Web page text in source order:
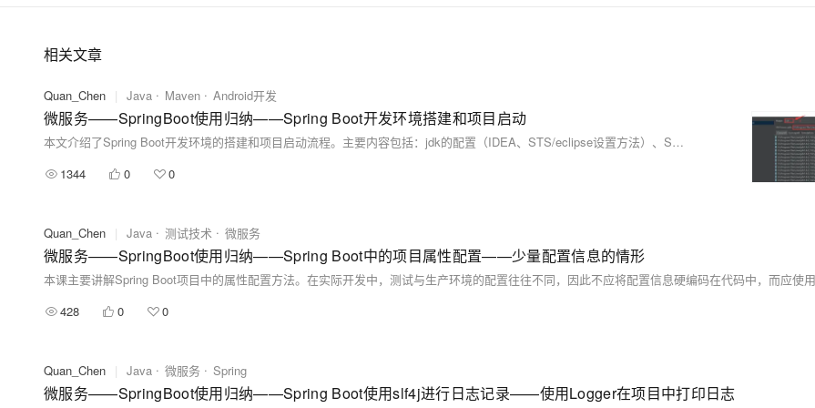
相关文章
Quan_Chen | Java Maven Android开发
微服务——SpringBoot使用归纳——Spring Boot开发环境搭建和项目启动
本文介绍了Spring Boot开发环境的搭建和项目启动流程。主要内容包括：jdk的配置（IDEA、STS/eclipse设置方法）、Spring Boot工程的构建方式（IDEA快速构建、官方构建工具start.spring.io使用）、maven配置（本地maven路径与阿里云镜像设置）以及编码配置（IDEA和eclipse中的编码设置）。通过这些步骤，帮助开发者顺利完成Spring Boot项目的初始化和运行准备。
1344
0 0
Quan_Chen | Java 测试技术 微服务
微服务——SpringBoot使用归纳——Spring Boot中的项目属性配置——少量配置信息的情形
428
0 0
Quan_Chen | Java 微服务 Spring
微服务——SpringBoot使用归纳——Spring Boot使用slf4j进行日志记录——使用Logger在项目中打印日志